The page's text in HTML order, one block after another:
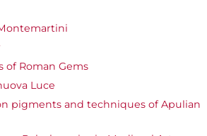
of Roman Gems
Luce
pigments and techniques of Apulian